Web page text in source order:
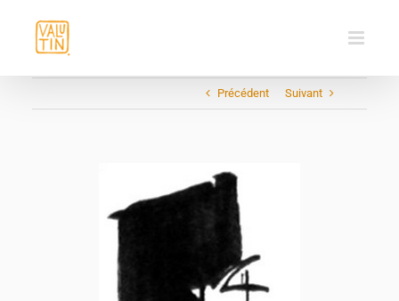
contenu
Précédent Suivant